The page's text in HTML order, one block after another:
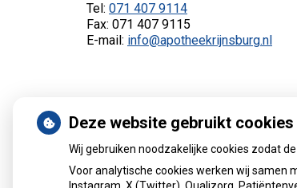
Tel: 071 407 9114
Fax: 071 407 9115
E-mail: info@apotheekrijnsburg.nl
Deze website gebruikt cookies
Wij gebruiken noodzakelijke cookies zodat
Voor analytische cookies werken wij samen